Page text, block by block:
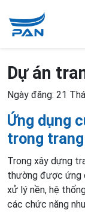
Dự án
Ngày đăng: 21
Ứng dụng
trong
Trong xây dựng
thường được ứng
xử lý nền, hệ
các chức năng